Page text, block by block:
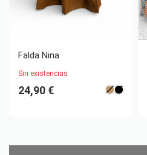
Falda Nina
Sin existencias
24,90 €